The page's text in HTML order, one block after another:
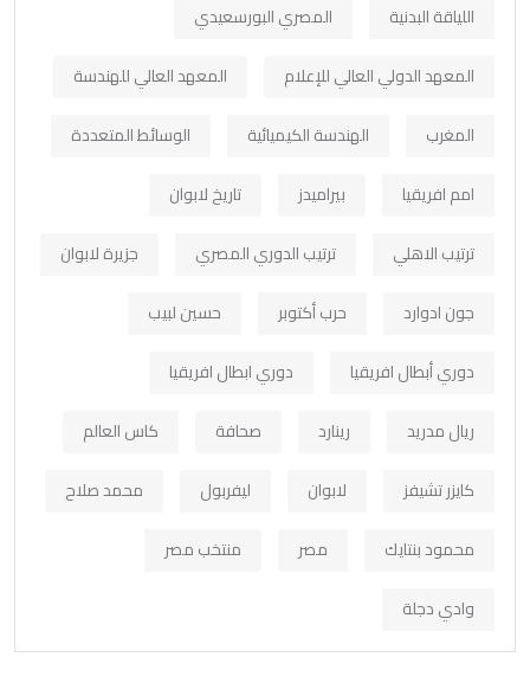
اللياقة البدنية
المصري البورسعيدي
المعهد الدولي العالي للإعلام
المعهد العالي للهندسة
المغرب
الهندسة الكيميائية
الوسائط المتعددة
امم افريقيا
بيراميدز
تاريخ لابوان
ترتيب الاهلي
ترتيب الدوري المصري
جزيرة لابوان
جون ادوارد
حرب أكتوبر
حسين لبيب
دوري أبطال افريقيا
دوري ابطال افريقيا
ريال مدريد
رينارد صحافة
كاس العالم
كايزر تشيفز
لابوان ليفربول
محمد صلاح
محمود بنتايك
مصر
منتخب مصر
وادي دجلة